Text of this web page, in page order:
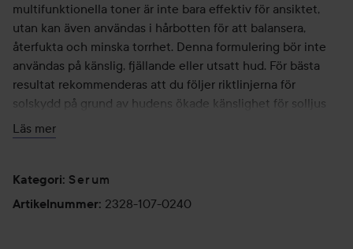
multifunktionella toner är inte bara effektiv för ansiktet,
utan kan även användas i hårbotten för att balansera,
återfukta och minska torrhet. Denna formulering bör inte
användas på känslig, fjällande eller utsatt hud. För bästa
resultat rekommenderas att du följer riktlinjerna för
solskydd på grund av hudens ökade känslighet för solljus
efter användning.
Ökar hudens lyster, jämnar ut hudtonen och slätar ut
strukturen. Den främjar en jämnare hudton och en mer
Läs mer
Kategori: Serum
Artikelnummer: 2328-107-0240